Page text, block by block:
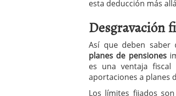
Meses sin
Planificar
a los
¿Cuánto
esta deducción más
Desgravación
Así que deben saber
planes de pensiones
es una ventaja
aportaciones a planes
Los límites fijados